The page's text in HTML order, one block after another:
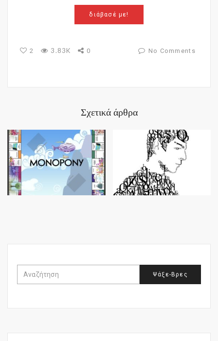
διάβασέ με!
2 3.83K 0 No Comments
Σχετικά άρθρα